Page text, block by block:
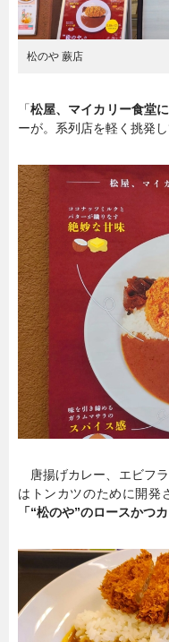
松のや 蕨店
「松屋、マイカリー食堂
ーが。系列店を軽く挑発
唐揚げカレー、エビフ
はトンカツのために開発
「“松のや”のロースかつ